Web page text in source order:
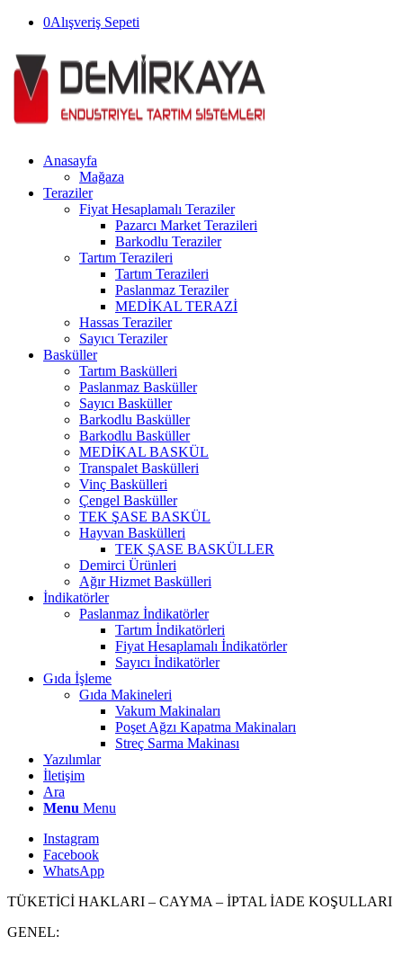
0Alışveriş Sepeti
Anasayfa
Mağaza
Teraziler
Fiyat Hesaplamalı Teraziler
Pazarcı Market Terazileri
Barkodlu Teraziler
Tartım Terazileri
Tartım Terazileri
Paslanmaz Teraziler
MEDİKAL TERAZİ
Hassas Teraziler
Sayıcı Teraziler
Basküller
Tartım Baskülleri
Paslanmaz Basküller
Sayıcı Basküller
Barkodlu Basküller
Barkodlu Basküller
MEDİKAL BASKÜL
Transpalet Baskülleri
Vinç Baskülleri
Çengel Basküller
TEK ŞASE BASKÜL
Hayvan Baskülleri
TEK ŞASE BASKÜLLER
Demirci Ürünleri
Ağır Hizmet Baskülleri
İndikatörler
Paslanmaz İndikatörler
Tartım İndikatörleri
Fiyat Hesaplamalı İndikatörler
Sayıcı İndikatörler
Gıda İşleme
Gıda Makineleri
Vakum Makinaları
Poşet Ağzı Kapatma Makinaları
Streç Sarma Makinası
Yazılımlar
İletişim
Ara
Menu Menu
Instagram
Facebook
WhatsApp
TÜKETİCİ HAKLARI – CAYMA – İPTAL İADE KOŞULLARI
GENEL: